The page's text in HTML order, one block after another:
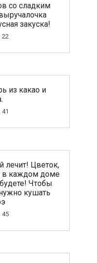
со сладким
закуска!
22
из какао и
41
лечит! Цветок,
в каждом доме
Чтобы
кушать
45